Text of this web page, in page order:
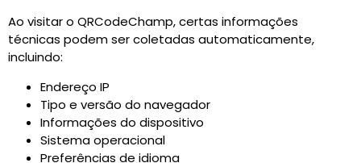
Ao visitar o QRCodeChamp, certas informações
técnicas podem ser coletadas automaticamente,
incluindo:
Endereço IP
Tipo e versão do navegador
Informações do dispositivo
Sistema operacional
Preferências de idioma